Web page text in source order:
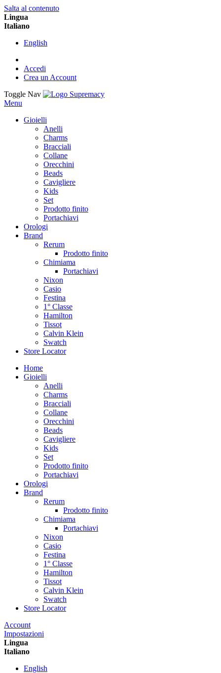
Salta al contenuto
Lingua
Italiano
English
Accedi
Crea un Account
Toggle Nav
Menu
Gioielli
Anelli
Charms
Bracciali
Collane
Orecchini
Beads
Cavigliere
Kids
Set
Prodotto finito
Portachiavi
Orologi
Brand
Rerum
Prodotto finito
Chimiama
Portachiavi
Nixon
Casio
Festina
1° Classe
Hamilton
Tissot
Calvin Klein
Swatch
Store Locator
Home
Gioielli
Anelli
Charms
Bracciali
Collane
Orecchini
Beads
Cavigliere
Kids
Set
Prodotto finito
Portachiavi
Orologi
Brand
Rerum
Prodotto finito
Chimiama
Portachiavi
Nixon
Casio
Festina
1° Classe
Hamilton
Tissot
Calvin Klein
Swatch
Store Locator
Account
Impostazioni
Lingua
Italiano
English